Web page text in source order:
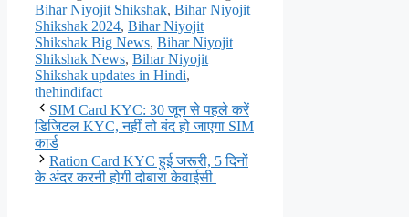
Bihar Niyojit Shikshak, Bihar Niyojit
Shikshak 2024, Bihar Niyojit
Shikshak Big News, Bihar Niyojit
Shikshak News, Bihar Niyojit
Shikshak updates in Hindi,
thehindifact
SIM Card KYC: 30 जून से पहले करें
डिजिटल KYC, नहीं तो बंद हो जाएगा SIM
कार्ड
Ration Card KYC हुई जरूरी, 5 दिनों
के अंदर करनी होगी दोबारा केवाईसी